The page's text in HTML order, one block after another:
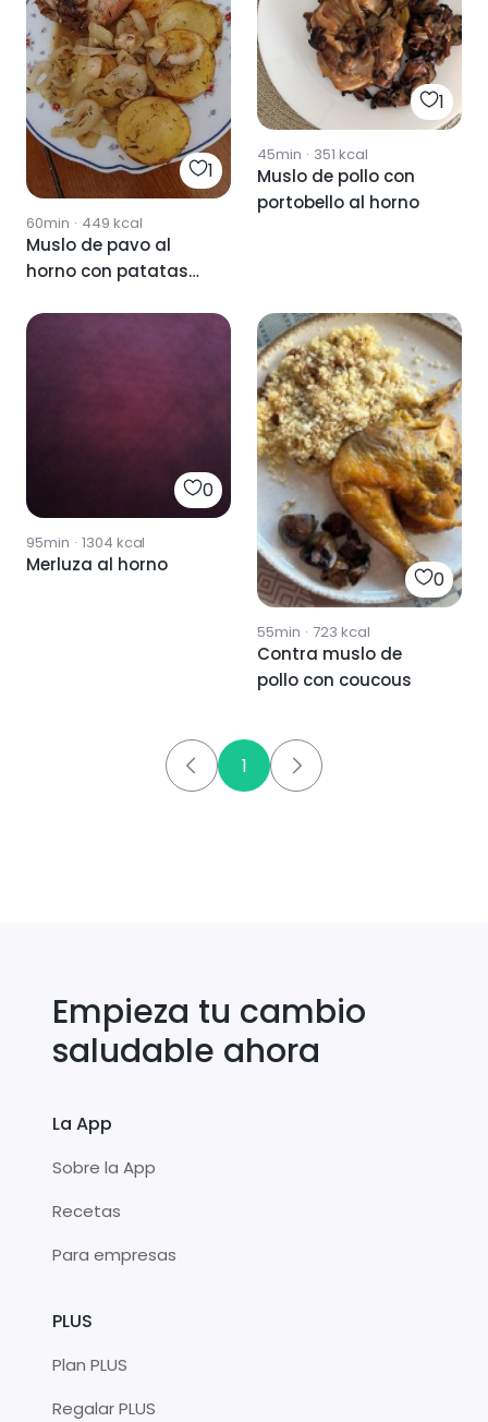
1
60min · 449 kcal
Muslo de pavo al
horno con patatas
1
45min · 351 kcal
Muslo de pollo con
portobello al horno
0
95min · 1304 kcal
Merluza al horno
0
55min · 723 kcal
Contra muslo de
pollo con coucous
1
Empieza tu cambio
saludable ahora
La App
Sobre la App
Recetas
Para empresas
PLUS
Plan PLUS
Regalar PLUS